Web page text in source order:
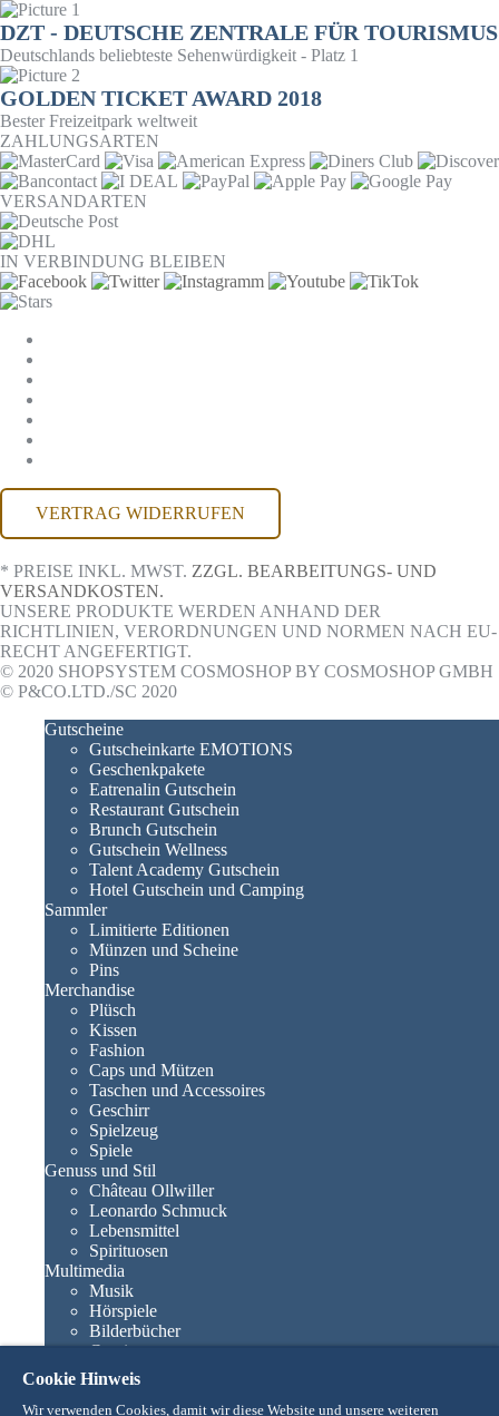
DZT - DEUTSCHE ZENTRALE FÜR TOURISMUS
Deutschlands beliebteste Sehenwürdigkeit - Platz 1
GOLDEN TICKET AWARD 2018
Bester Freizeitpark weltweit
ZAHLUNGSARTEN
VERSANDARTEN
IN VERBINDUNG BLEIBEN
VERTRAG WIDERRUFEN
* PREISE INKL. MWST. ZZGL. BEARBEITUNGS- UND
VERSANDKOSTEN.
UNSERE PRODUKTE WERDEN ANHAND DER
RICHTLINIEN, VERORDNUNGEN UND NORMEN NACH EU-
RECHT ANGEFERTIGT.
© 2020 SHOPSYSTEM COSMOSHOP BY COSMOSHOP GMBH
© P&CO.LTD./SC 2020
Gutscheine
Gutscheinkarte EMOTIONS
Geschenkpakete
Eatrenalin Gutschein
Restaurant Gutschein
Brunch Gutschein
Gutschein Wellness
Talent Academy Gutschein
Hotel Gutschein und Camping
Sammler
Limitierte Editionen
Münzen und Scheine
Pins
Merchandise
Plüsch
Kissen
Fashion
Caps und Mützen
Taschen und Accessoires
Geschirr
Spielzeug
Spiele
Genuss und Stil
Château Ollwiller
Leonardo Schmuck
Lebensmittel
Spirituosen
Multimedia
Musik
Hörspiele
Bilderbücher
Comics
Romane
Europa-Park Bücher
Games und Filme
Cookie Hinweis
Wir verwenden Cookies, damit wir diese Website und unsere weiteren